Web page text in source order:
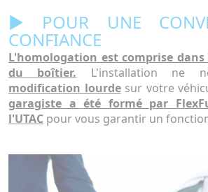
► POUR UNE
CONFIANCE
L'homologation est comprise
du boîtier. L'installation ne
modification lourdesur votre
garagiste a été formé par
l'UTAC pour vous garantir un